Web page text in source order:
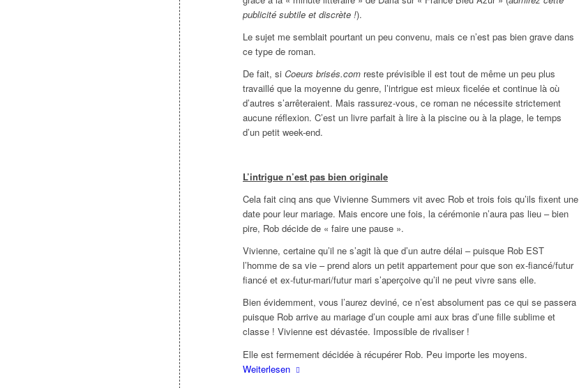
publicité subtile et discrète !).
Le sujet me semblait pourtant un peu convenu, mais ce n’est pas bien grave dans
ce type de roman.
De fait, si Coeurs brisés.com reste prévisible il est tout de même un peu plus
travaillé que la moyenne du genre, l’intrigue est mieux ficelée et continue là où
d’autres s’arrêteraient. Mais rassurez-vous, ce roman ne nécessite strictement
aucune réflexion. C’est un livre parfait à lire à la piscine ou à la plage, le temps
d’un petit week-end.
L’intrigue n’est pas bien originale
Cela fait cinq ans que Vivienne Summers vit avec Rob et trois fois qu’ils fixent une
date pour leur mariage. Mais encore une fois, la cérémonie n’aura pas lieu – bien
pire, Rob décide de « faire une pause ».
Vivienne, certaine qu’il ne s’agit là que d’un autre délai – puisque Rob EST
l’homme de sa vie – prend alors un petit appartement pour que son ex-fiancé/futur
fiancé et ex-futur-mari/futur mari s’aperçoive qu’il ne peut vivre sans elle.
Bien évidemment, vous l’aurez deviné, ce n’est absolument pas ce qui se passera
puisque Rob arrive au mariage d’un couple ami aux bras d’une fille sublime et
classe ! Vivienne est dévastée. Impossible de rivaliser !
Elle est fermement décidée à récupérer Rob. Peu importe les moyens.
Weiterlesen